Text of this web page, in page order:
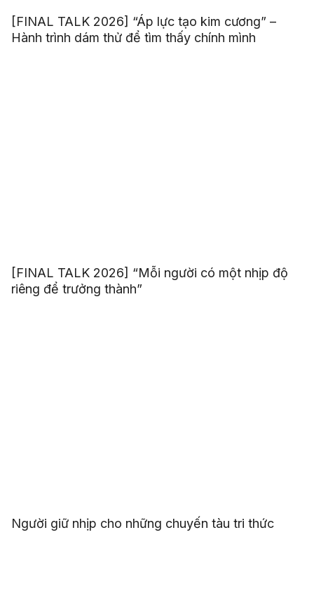
[FINAL TALK 2026] “Áp lực tạo kim cương” –
Hành trình dám thử để tìm thấy chính mình
[FINAL TALK 2026] “Mỗi người có một nhịp độ
riêng để trưởng thành”
Người giữ nhịp cho những chuyến tàu tri thức